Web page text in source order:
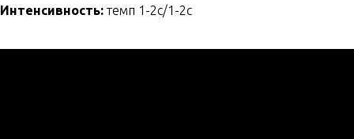
Интенсивность: темп 1-2с/1-2с